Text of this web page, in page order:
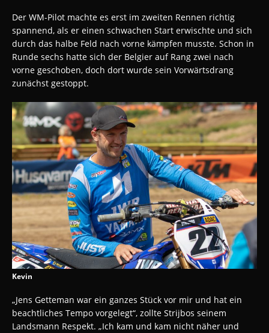
Der WM-Pilot machte es erst im zweiten Rennen richtig
spannend, als er einen schwachen Start erwischte und sich
durch das halbe Feld nach vorne kämpfen musste. Schon in
Runde sechs hatte sich der Belgier auf Rang zwei nach
vorne geschoben, doch dort wurde sein Vorwärtsdrang
zunächst gestoppt.
Kevin
„Jens Getteman war ein ganzes Stück vor mir und hat ein
beachtliches Tempo vorgelegt“, zollte Strijbos seinem
Landsmann Respekt. „Ich kam und kam nicht näher und